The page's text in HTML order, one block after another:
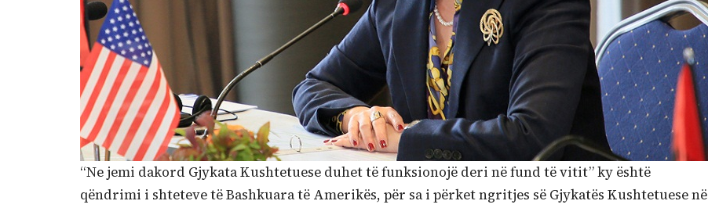
“Ne jemi dakord Gjykata Kushtetuese duhet të funksionojë deri në fund të vitit” ky është
qëndrimi i shteteve të Bashkuara të Amerikës, për sa i përket ngritjes së Gjykatës Kushtetuese në